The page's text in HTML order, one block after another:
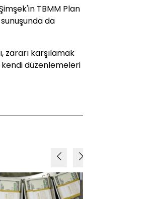
TBMM Plan
da
zararı karşılamak
kendi düzenlemeleri